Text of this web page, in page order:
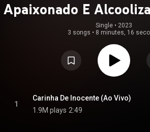
Apaixonado E
/ EP 01)
Single • 2023
3 songs • 8 minutes, 16
1
Carinha De Inocente (Ao Vivo)
1.9M plays 2:49